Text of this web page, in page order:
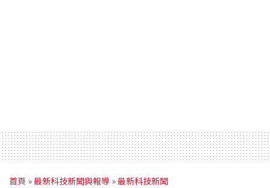
首頁 »最新科技新聞與報導 »最新科技新聞